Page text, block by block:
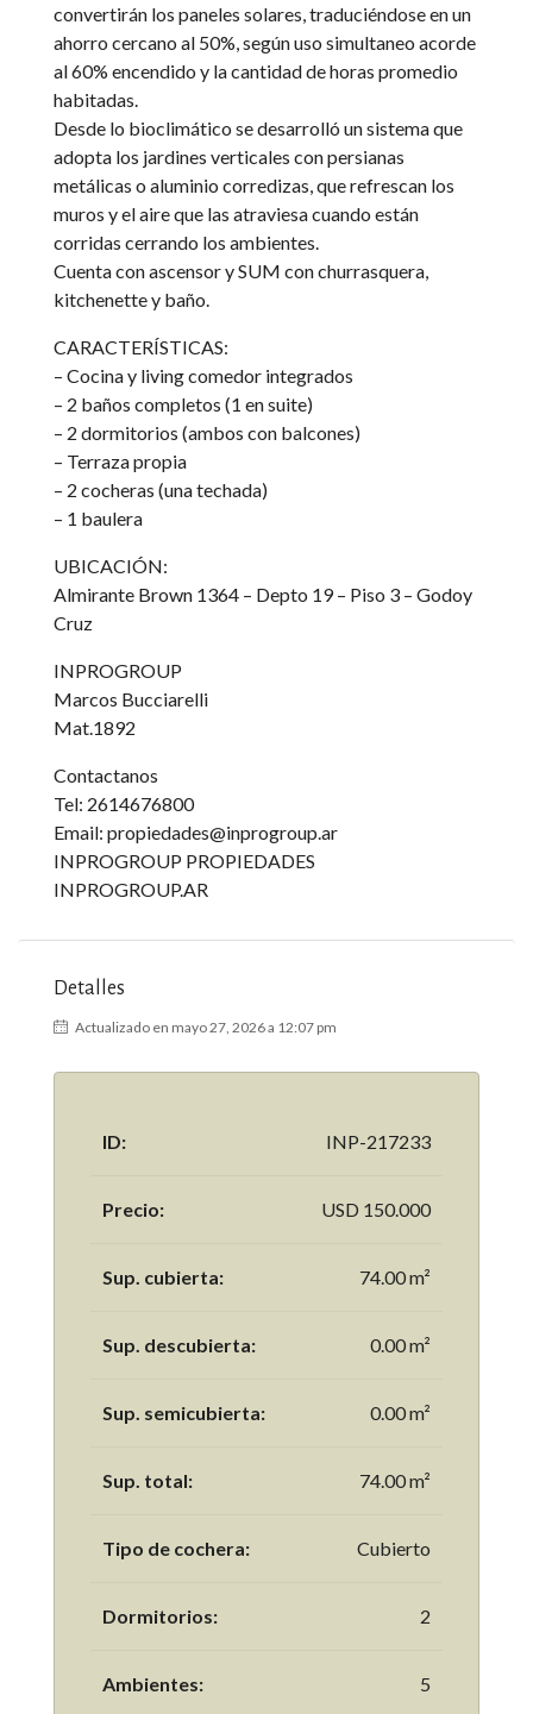
convertirán los paneles solares, traduciéndose en un
ahorro cercano al 50%, según uso simultaneo acorde
al 60% encendido y la cantidad de horas promedio
habitadas.
Desde lo bioclimático se desarrolló un sistema que
adopta los jardines verticales con persianas
metálicas o aluminio corredizas, que refrescan los
muros y el aire que las atraviesa cuando están
corridas cerrando los ambientes.
Cuenta con ascensor y SUM con churrasquera,
kitchenette y baño.
CARACTERÍSTICAS:
– Cocina y living comedor integrados
– 2 baños completos (1 en suite)
– 2 dormitorios (ambos con balcones)
– Terraza propia
– 2 cocheras (una techada)
– 1 baulera
UBICACIÓN:
Almirante Brown 1364 – Depto 19 – Piso 3 – Godoy
Cruz
INPROGROUP
Marcos Bucciarelli
Mat.1892
Contactanos
Tel: 2614676800
Email: propiedades@inprogroup.ar
INPROGROUP PROPIEDADES
INPROGROUP.AR
Detalles
Actualizado en mayo 27, 2026 a 12:07 pm
ID: INP-217233
Precio: USD 150.000
Sup. cubierta: 74.00 m²
Sup. descubierta: 0.00 m²
Sup. semicubierta: 0.00 m²
Sup. total: 74.00 m²
Tipo de cochera: Cubierto
Dormitorios: 2
Ambientes: 5